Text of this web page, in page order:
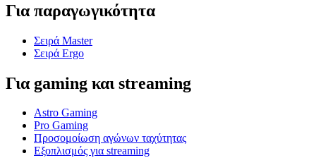
Για παραγωγικότητα
Σειρά Master
Σειρά Ergo
Για gaming και streaming
Astro Gaming
Pro Gaming
Προσομοίωση αγώνων ταχύτητας
Εξοπλισμός για streaming